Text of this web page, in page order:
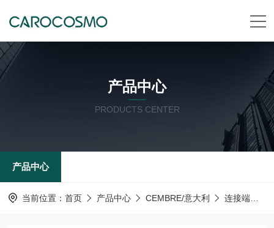
产品中心
PRODUCTS CENTER
产品中心
当前位置： 首页 产品中心 CEMBRE/意大利 连接端子